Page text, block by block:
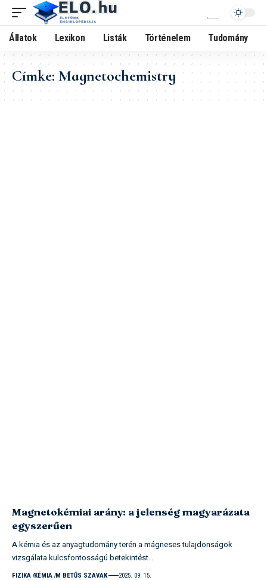
Állatok Lexikon Listák Történelem Tudomány
Címke:Magnetochemistry
Magnetokémiai arány: a jelenség magyarázata
egyszerűen
A kémia és az anyagtudomány terén a mágneses tulajdonságok
vizsgálata kulcsfontosságú betekintést…
FIZIKA KÉMIA M BETŰS SZAVAK 2025. 09. 15.